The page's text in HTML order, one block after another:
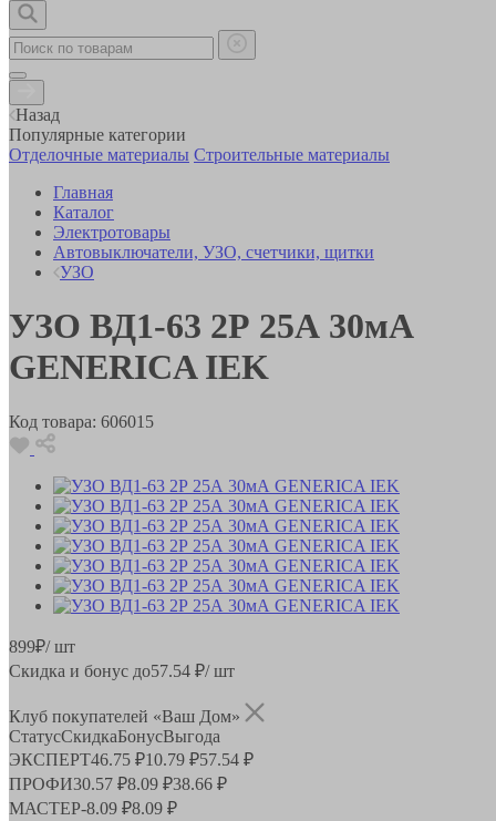
Назад
Популярные категории
Отделочные материалы Строительные материалы
Главная
Каталог
Электротовары
Автовыключатели, УЗО, счетчики, щитки
УЗО
УЗО ВД1-63 2Р 25А 30мА
GENERICA IEK
Код товара: 606015
899₽/ шт
Скидка и бонус до57.54 ₽/ шт
Клуб покупателей «Ваш Дом»
СтатусСкидкаБонусВыгода
ЭКСПЕРТ46.75 ₽10.79 ₽57.54 ₽
ПРОФИ30.57 ₽8.09 ₽38.66 ₽
МАСТЕР-8.09 ₽8.09 ₽